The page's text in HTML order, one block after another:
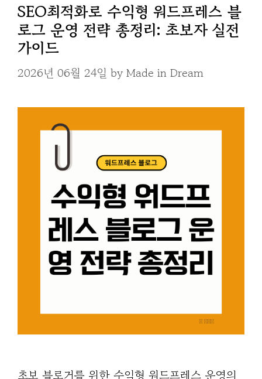
SEO최적화로 수익형 워드프레스 블
로그 운영 전략 총정리: 초보자 실전
가이드
2026년 06월 24일 by Made in Dream
초보 블로거를 위한 수익형 워드프레스 운영의